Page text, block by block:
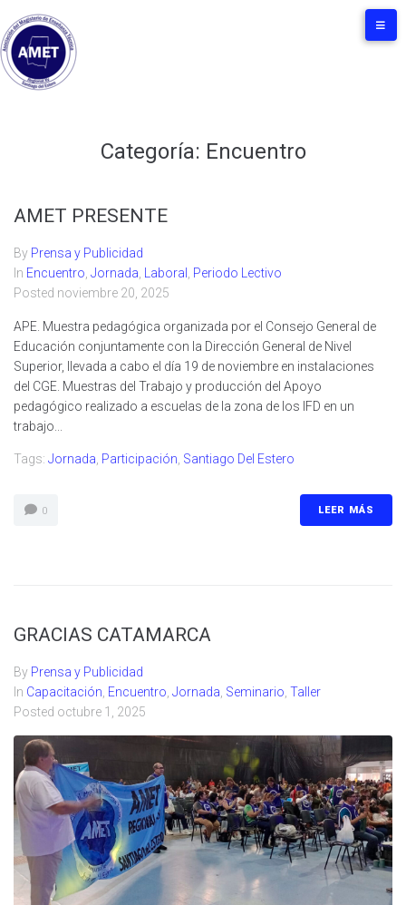
Categoría: Encuentro
AMET PRESENTE
By Prensa y Publicidad
In Encuentro Jornada Laboral
Periodo Lectivo
Posted noviembre 20, 2025
APE. Muestra pedagógica organizada por el Consejo General de
Educación conjuntamente con la Dirección General de Nivel
Superior, llevada a cabo el día 19 de noviembre en instalaciones
del CGE. Muestras del Trabajo y producción del Apoyo
pedagógico realizado a escuelas de la zona de los IFD en un
trabajo...
Tags: Jornada Participación Santiago Del Estero
0 LEER MÁS
GRACIAS CATAMARCA
By Prensa y Publicidad
In Capacitación Encuentro Jornada Seminario Taller
Posted octubre 1, 2025